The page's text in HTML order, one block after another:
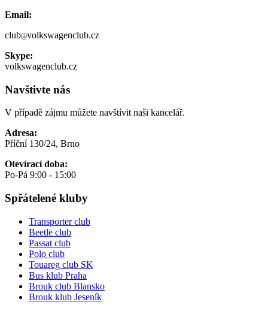
Email:
club volkswagenclub.cz
Skype:
volkswagenclub.cz
Navštivte nás
V případě zájmu můžete navštívit naši kancelář.
Adresa:
Příční 130/24, Brno
Otevírací doba:
Po-Pá 9:00 - 15:00
Spřátelené kluby
Transporter club
Beetle club
Passat club
Polo club
Touareg club SK
Bus klub Praha
Brouk club Blansko
Brouk klub Jeseník